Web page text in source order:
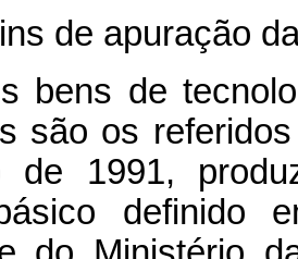
de apuração
bens de
são os
de 1991,
definido